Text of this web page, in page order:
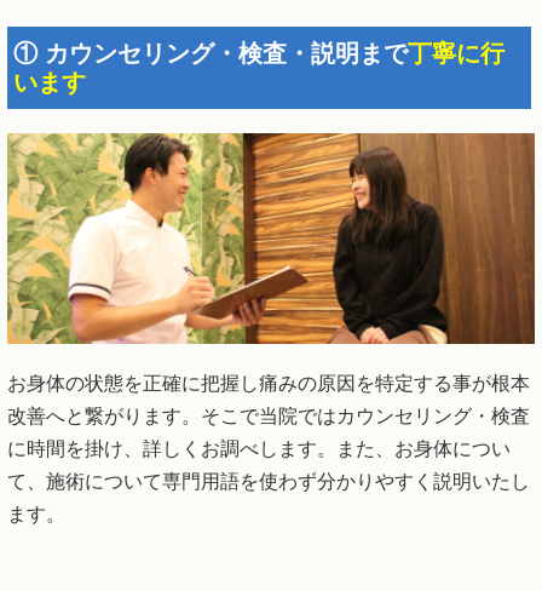
① カウンセリング・検査・説明まで丁寧に行
います
お身体の状態を正確に把握し痛みの原因を特定する事が根本
改善へと繋がります。そこで当院ではカウンセリング・検査
に時間を掛け、詳しくお調べします。また、お身体につい
て、施術について専門用語を使わず分かりやすく説明いたし
ます。